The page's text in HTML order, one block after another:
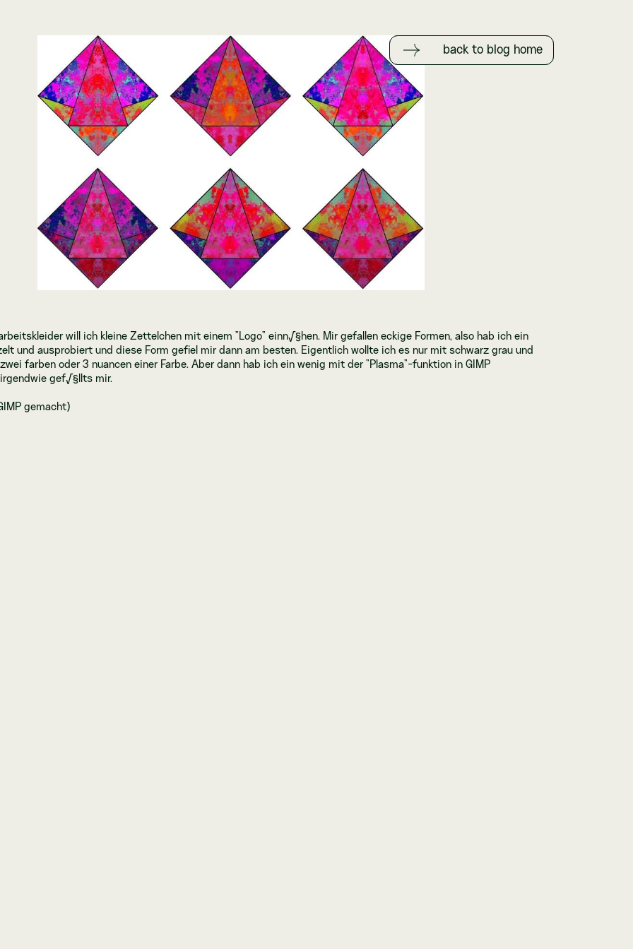
back to blog home
will ich kleine Zettelchen mit einem "Logo" einn√§hen. Mir gefallen eckige Formen, also hab ich ein
und ausprobiert und diese Form gefiel mir dann am besten. Eigentlich wollte ich es nur mit schwarz grau und
farben oder 3 nuancen einer Farbe. Aber dann hab ich ein wenig mit der "Plasma"-funktion in GIMP
gef√§llts mir.
gemacht)